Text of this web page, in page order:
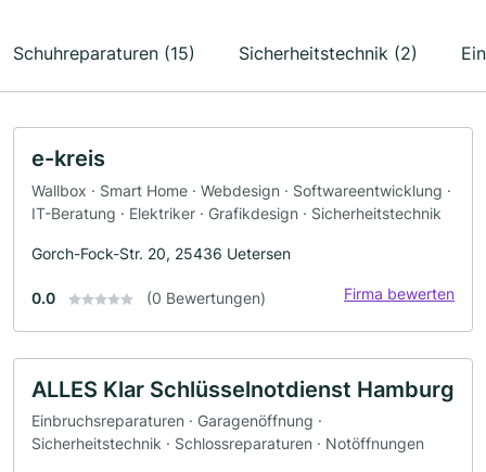
Schuhreparaturen (15) Sicherheitstechnik (2)
e-kreis
Wallbox · Smart Home · Webdesign · Softwareentwicklung ·
IT-Beratung · Elektriker · Grafikdesign · Sicherheitstechnik
Gorch-Fock-Str. 20, 25436 Uetersen
0.0 (0 Bewertungen) Firma bewerten
ALLES Klar Schlüsselnotdienst Hamburg
Einbruchsreparaturen · Garagenöffnung ·
Sicherheitstechnik · Schlossreparaturen · Notöffnungen